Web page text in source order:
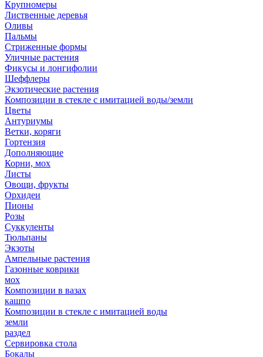
Крупномеры
Лиственные деревья
Оливы
Пальмы
Стриженные формы
Уличные растения
Фикусы и лонгифолии
Шеффлеры
Экзотические растения
Композиции в стекле с имитацией воды/земли
Цветы
Антуриумы
Ветки, коряги
Гортензия
Дополняющие
Корни, мох
Листы
Овощи, фрукты
Орхидеи
Пионы
Розы
Суккуленты
Тюльпаны
Экзоты
Ампельные растения
Газонные коврики
мох
Композиции в вазах
кашпо
Композиции в стекле с имитацией воды
земли
раздел
Сервировка стола
Бокалы